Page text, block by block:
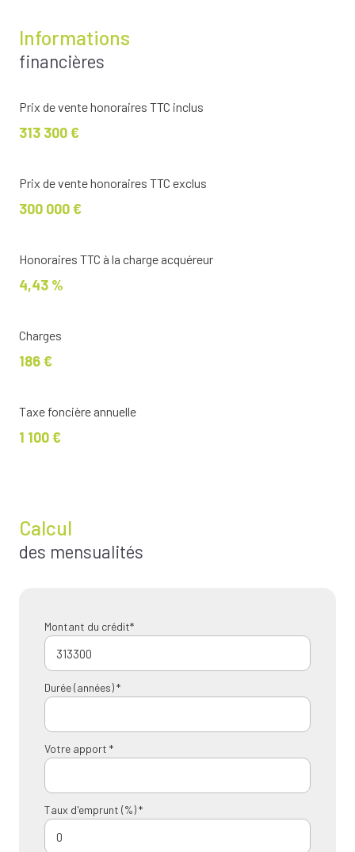
Informations
financières
Prix de vente honoraires TTC inclus
313 300 €
Prix de vente honoraires TTC exclus
300 000 €
Honoraires TTC à la charge acquéreur
4,43 %
Charges
186 €
Taxe foncière annuelle
1 100 €
Calcul
des mensualités
Montant du crédit*
Durée (années) *
Votre apport *
Taux d'emprunt (%) *